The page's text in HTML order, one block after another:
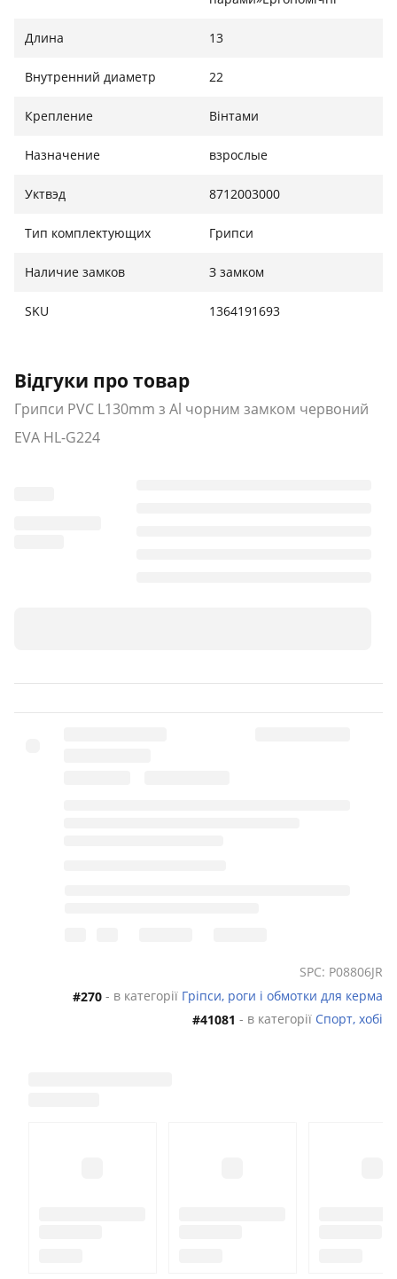
Длина 13
Внутренний диаметр 22
Крепление Вінтами
Назначение взрослые
Уктвэд 8712003000
Тип комплектующих Грипси
Наличие замков З замком
SKU 1364191693
Відгуки про товар
Грипси PVC L130mm з Al чорним замком червоний
EVA HL-G224
SPC: P08806JR
#270 - в категорії Гріпси, роги і обмотки для керма
#41081 - в категорії Спорт, хобі